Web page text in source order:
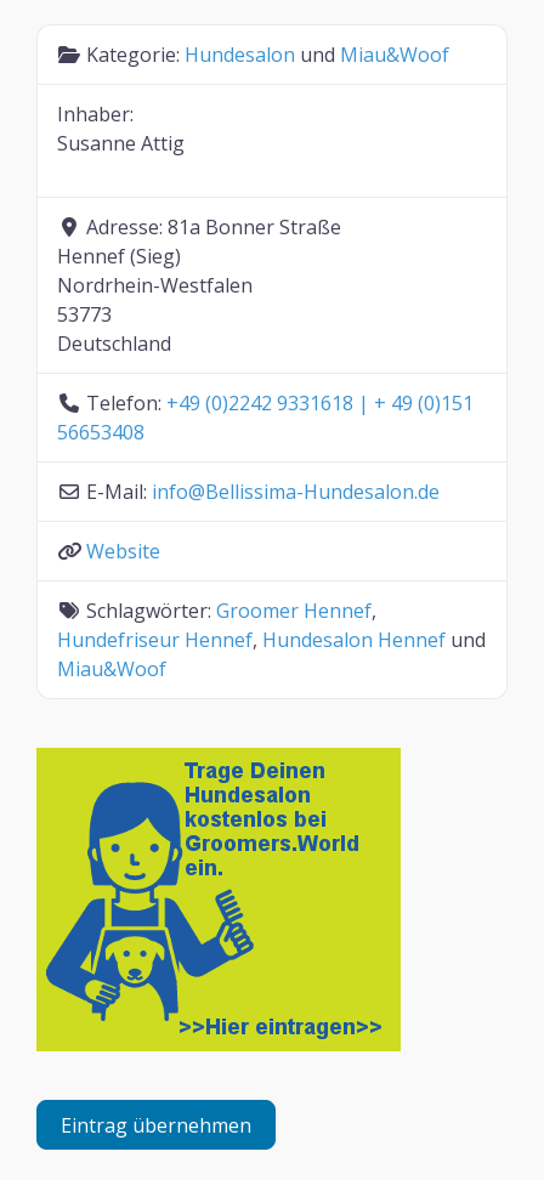
Kategorie: Hundesalon und Miau&Woof
Inhaber:
Susanne Attig
Adresse: 81a Bonner Straße
Hennef (Sieg)
Nordrhein-Westfalen
53773
Deutschland
Telefon: +49 (0)2242 9331618 | + 49 (0)151
56653408
E-Mail: info@Bellissima-Hundesalon.de
Website
Schlagwörter: Groomer Hennef,
Hundefriseur Hennef, Hundesalon Hennef und
Miau&Woof
Eintrag übernehmen